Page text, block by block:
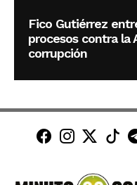
Fico Gutiérrez
procesos contra la
corrupción
Minuto30 en